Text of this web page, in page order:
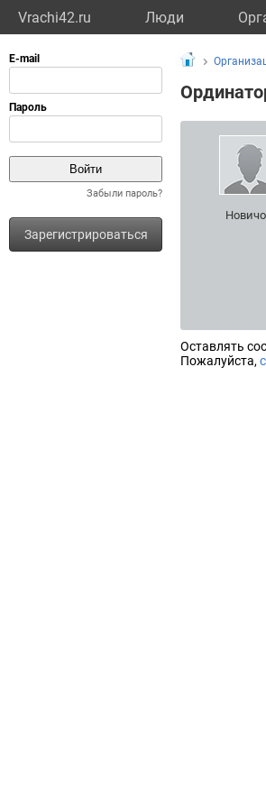
Vrachi42.ru Люди
Забыли пароль?
Зарегистрироваться
Оставлять
Пожалуйста,